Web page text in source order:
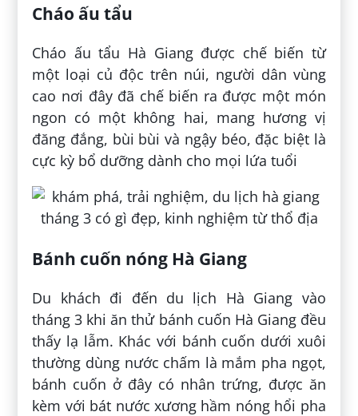
Cháo ấu tẩu
Cháo ấu tẩu Hà Giang được chế biến từ
một loại củ độc trên núi, người dân vùng
cao nơi đây đã chế biến ra được một món
ngon có một không hai, mang hương vị
đăng đắng, bùi bùi và ngậy béo, đặc biệt là
cực kỳ bổ dưỡng dành cho mọi lứa tuổi
Bánh cuốn nóng Hà Giang
Du khách đi đến du lịch Hà Giang vào
tháng 3 khi ăn thử bánh cuốn Hà Giang đều
thấy lạ lẫm. Khác với bánh cuốn dưới xuôi
thường dùng nước chấm là mắm pha ngọt,
bánh cuốn ở đây có nhân trứng, được ăn
kèm với bát nước xương hầm nóng hổi pha